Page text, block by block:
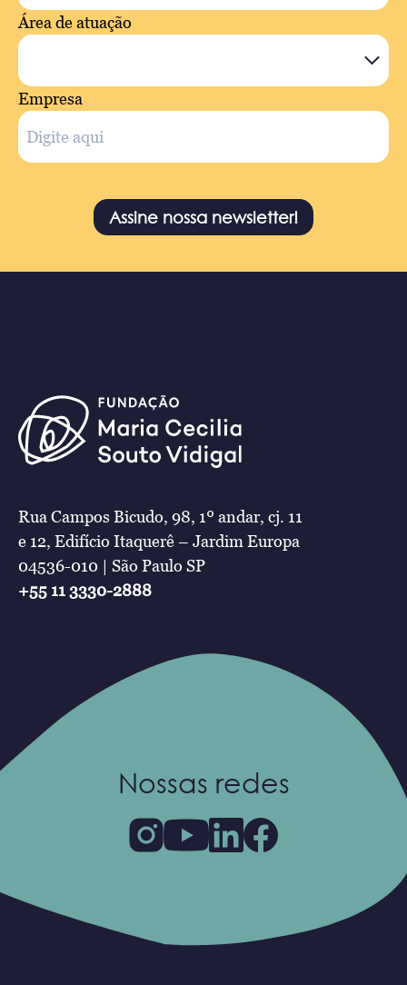
Área de atuação
Empresa
Assine nossa newsletter!
Rua Campos Bicudo, 98, 1º andar, cj. 11
e 12, Edifício Itaquerê – Jardim Europa
04536-010 | São Paulo SP
+55 11 3330-2888
Nossas redes